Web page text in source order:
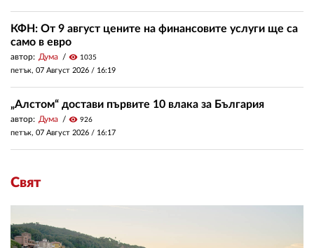
КФН: От 9 август цените на финансовите услуги ще са
само в евро
автор: Дума visibility 1035
петък, 07 Август 2026 / 16:19
„Алстом“ достави първите 10 влака за България
автор: Дума visibility 926
петък, 07 Август 2026 / 16:17
Свят